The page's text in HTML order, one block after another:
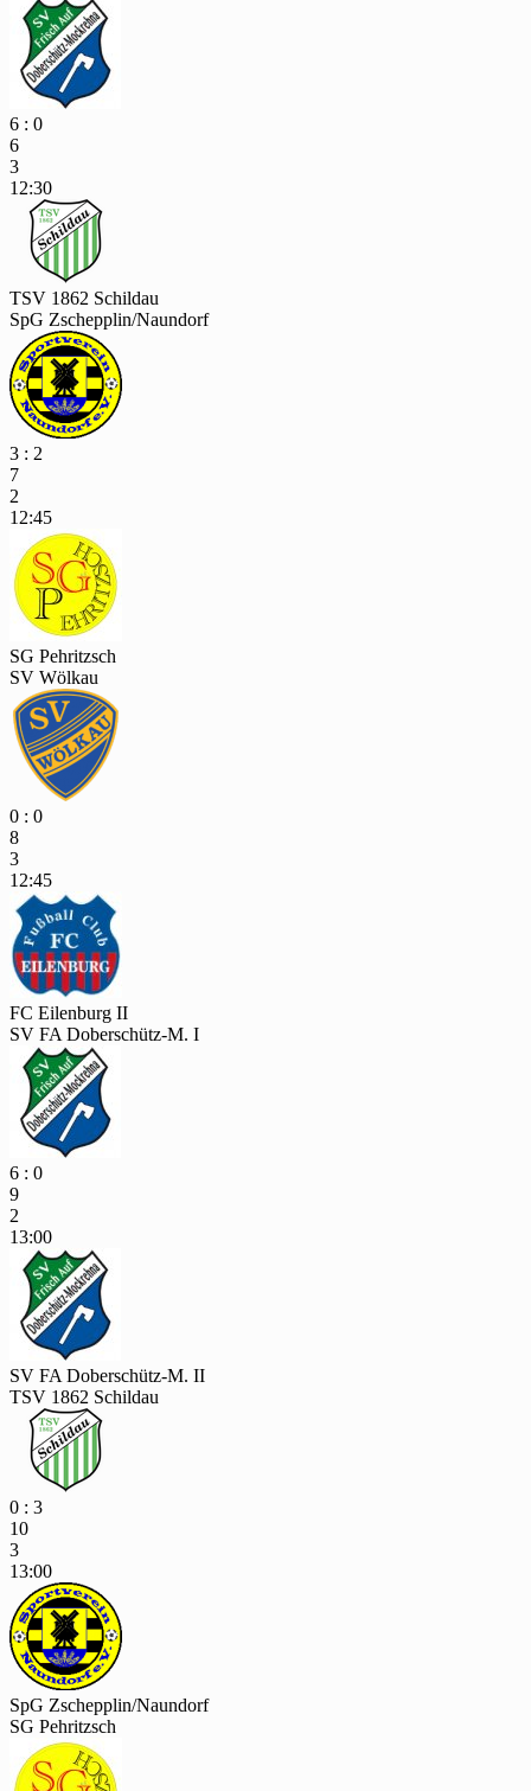
6 : 0
6
3
12:30
TSV 1862 Schildau
SpG Zschepplin/Naundorf
3 : 2
7
2
12:45
SG Pehritzsch
SV Wölkau
0 : 0
8
3
12:45
FC Eilenburg II
SV FA Doberschütz-M. I
6 : 0
9
2
13:00
SV FA Doberschütz-M. II
TSV 1862 Schildau
0 : 3
10
3
13:00
SpG Zschepplin/Naundorf
SG Pehritzsch